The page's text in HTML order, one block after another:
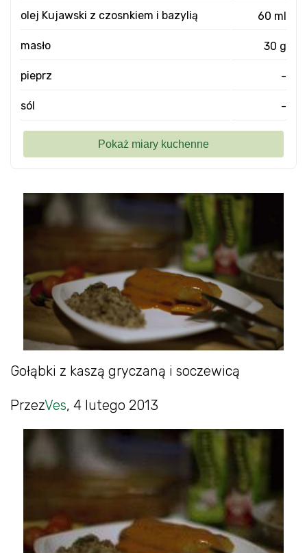
Gołąbki z kaszą gryczaną i soczewicą
PrzezVes, 4 lutego 2013
olej Kujawski z czosnkiem i bazylią 60 ml
masło 30 g
pieprz -
sól -